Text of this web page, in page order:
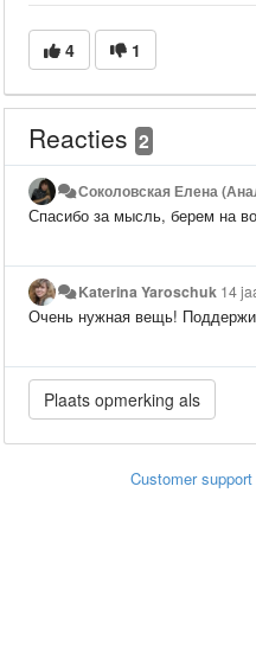
4 1
Reacties 2
Соколовская Елена
Спасибо за мысль, берем на
Katerina Yaroschuk 14
Очень нужная вещь!
Customer